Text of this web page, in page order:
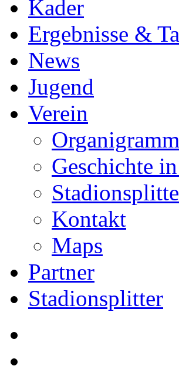
Kader
Ergebnisse &
News
Jugend
Verein
Organigramm
Geschichte
Kontakt
Maps
Partner
Stadionsplitter